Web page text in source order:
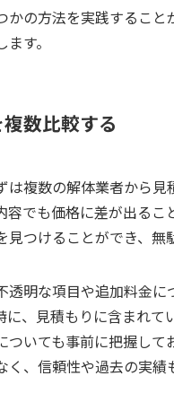
の方法を実践するこ
す。
数比較する
複数の解体業者から
でも価格に差が出る
つけることができ、無
透明な項目や追加料金
に、見積もりに含まれ
いても事前に把握し
、信頼性や過去の実績